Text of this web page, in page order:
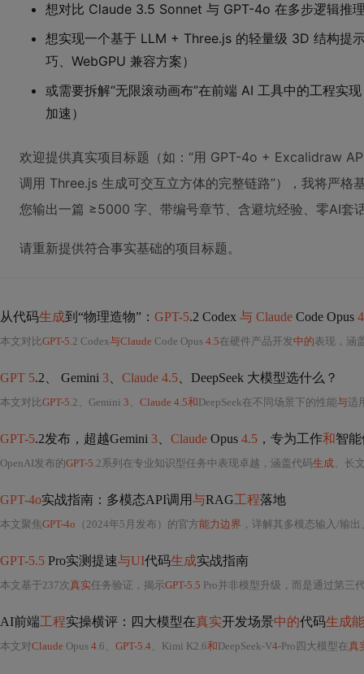
想对比 Claude 3.5 Sonnet 与 GPT-4o 在多步逻辑推
想实现一个基于 LLM + Three.js 的轻量级 3D 结构提
巧、WebGPU 兼容方案）
或需要拆解“无限滚动画布”在前端 AI 工具中的工程实
加速）
欢迎提供真实项目标题（如：“用 GPT-4o + Excalidraw
调用 Three.js 生成可交互立方体的完整链路”），我将严格
您输出一篇 ≥5000 字、带编号章节、含避坑经验、零AI套
请重新提供符合事实基础的项目标题。
从代码生成到“物理造物”： GPT-5.2 Codex 与 Claude Code Opus
本文对比GPT-5.2 Codex与Claude Code Opus 4.5在硬件产品开发中的表现，涵
GPT 5.2、 Gemini 3 Claude 4.5 、DeepSeek 大模型选什么？
本文对比GPT-5.2、Gemini 3 、 Claude 4.5和DeepSeek在不同场景下的性能与适
GPT-5.2发布，超越Gemini 3 Claude Opus 4.5 ，专为工作和智
OpenAI发布的GPT-5.2系列在专业知识型任务中表现卓越，涵盖代码生成、长
GPT-4o实战指南：多模态API调用与RAG工程落地
本文聚焦GPT-4o （2024年5月发布）的官方能力边界 ，详解其多模态输入/输
GPT-5.5 Pro实测提速与UI代码生成实战指南
本文基于237次真实任务验证，揭示GPT-5.5 Pro并非模型升级，而是通过第三代动态计算图编译器（DGC）
AI前端工程实操横评：四大模型在真实开发场景中的代码生成
本文对Claude Opus 4.6、 GPT-5.4、Kimi K2.6和DeepSeek-V4-Pro四大模型在真